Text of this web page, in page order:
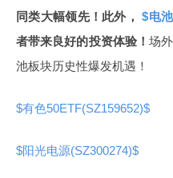
同类大幅领先！此外， $电
者带来良好的投资体验！ 场
池板块历史性爆发机遇！
$有色50ETF(SZ159652)$
$阳光电源(SZ300274)$